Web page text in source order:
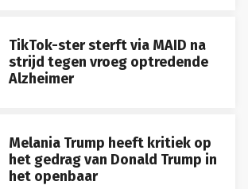
TikTok-ster sterft via MAID na
strijd tegen vroeg optredende
Alzheimer
Melania Trump heeft kritiek op
het gedrag van Donald Trump in
het openbaar